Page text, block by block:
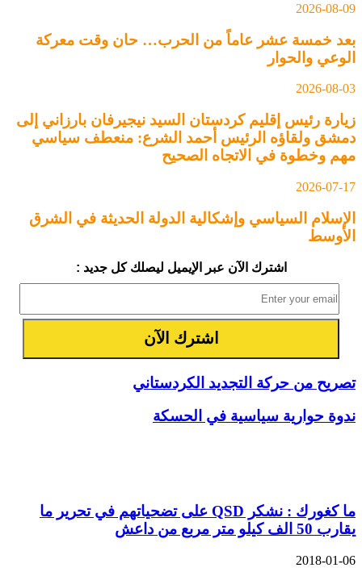
2026-08-09
بعد خمسة عشر عاماً من الحرب… حان وقت معركة
الوعي والحوار
2026-08-03
زيارة رئيس إقليم كردستان السيد نيجيرفان بارزاني إلى
دمشق ولقاؤه الرئيس أحمد الشرع: منعطف سياسي
مهم وخطوة في الاتجاه الصحيح
2026-07-17
الإسلام السياسي وإشكالية الدولة الحديثة في الشرق
الأوسط
اشترك الآن عبر الإيميل ليصلك كل جديد :
تصريح من حركة التجديد الكردستاني
ندوة حوارية سياسية في الحسكة
ما كغورك : نشكر QSD على تضحياتهم في تحرير ما
يقارب 50 الف كيلو متر مربع من داعش
2018-01-06